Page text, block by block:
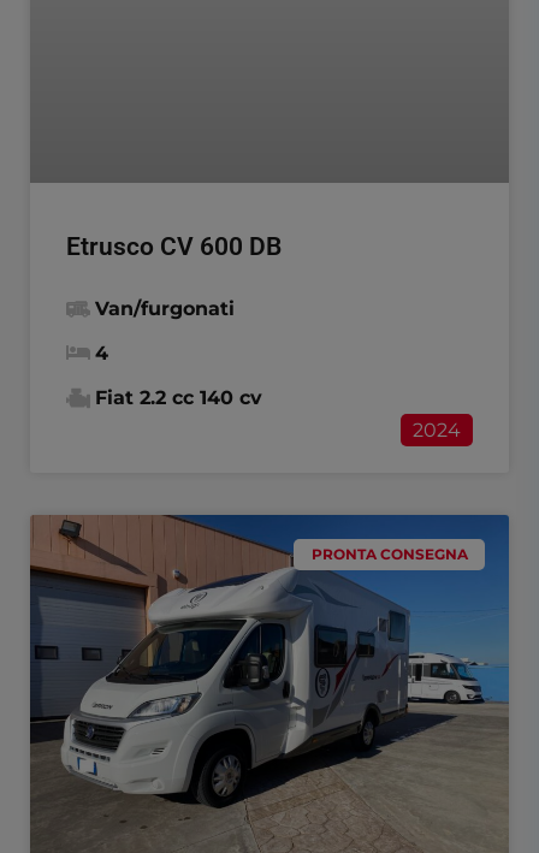
Etrusco CV 600 DB
Van/furgonati
4
Fiat 2.2 cc 140 cv
2024
PRONTA CONSEGNA